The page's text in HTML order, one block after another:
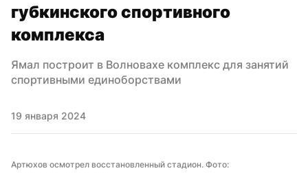
губкинского спортивного
комплекса
Ямал построит в Волновахе комплекс для занятий
спортивными единоборствами
19 января 2024
Артюхов осмотрел восстановленный стадион. Фото: